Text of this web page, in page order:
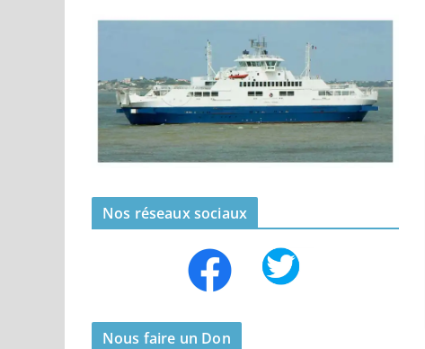
Nos réseaux sociaux
Nous faire un Don